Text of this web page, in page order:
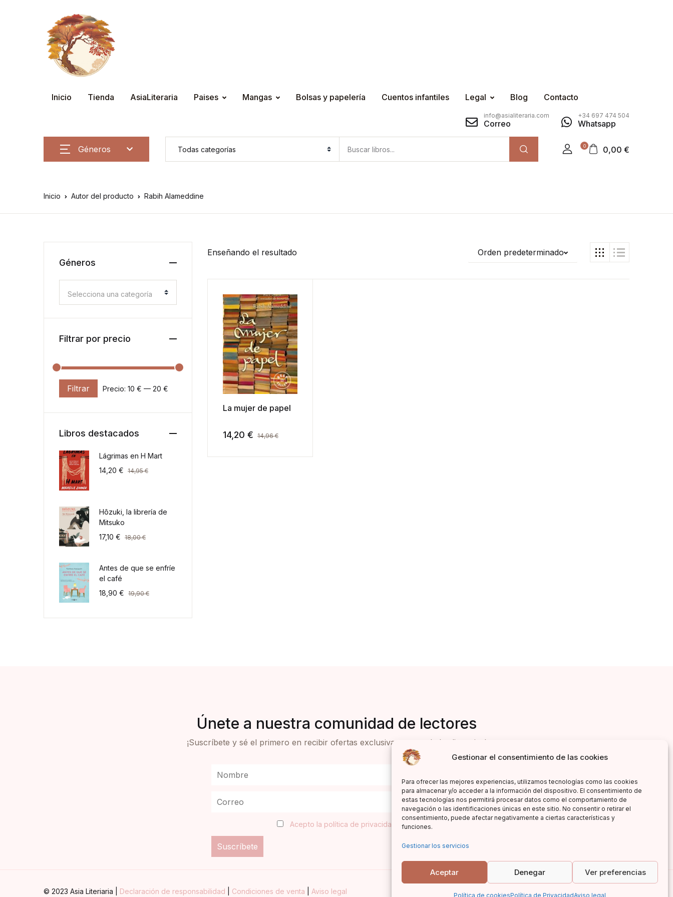
Gestionar el consentimiento de las cookies
Para ofrecer las mejores experiencias, utilizamos tecnologías como las cookies
para almacenar y/o acceder a la información del dispositivo. El consentimiento de
estas tecnologías nos permitirá procesar datos como el comportamiento de
navegación o las identificaciones únicas en este sitio. No consentir o retirar el
consentimiento, puede afectar negativamente a ciertas características y
funciones.
Gestionar los servicios
Aceptar Denegar Ver preferencias
Política de cookiesPolítica de PrivacidadAviso legal
Inicio Tienda AsiaLiteraria Paises Mangas Bolsas y papelería Cuentos infantiles Legal Blog Contacto
info@asialiteraria.com
Correo
+34 697 474 504
Whatsapp
Géneros 0 0,00 €
Inicio Autor del producto Rabih Alameddine
Enseñando el resultado Orden predeterminado
La mujer de papel
14,20 € 14,96€
Géneros
Selecciona una categoría
Filtrar por precio
Precio mínimo
Precio máximo
Filtrar Precio: 10 € — 20 €
Libros destacados
Lágrimas en H Mart
14,20 € 14,95€
Hôzuki, la librería de
Mitsuko
17,10 € 18,00€
Antes de que se enfríe
el café
18,90 € 19,90€
Únete a nuestra comunidad de lectores
¡Suscríbete y sé el primero en recibir ofertas exclusivas y novedades literarias!
Acepto la política de privacidad
© 2023 Asia Literiaria | Declaración de responsabilidad Condiciones de venta Aviso legal